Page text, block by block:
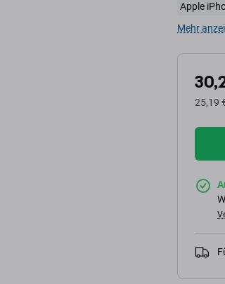
Apple
Mehr
25,19